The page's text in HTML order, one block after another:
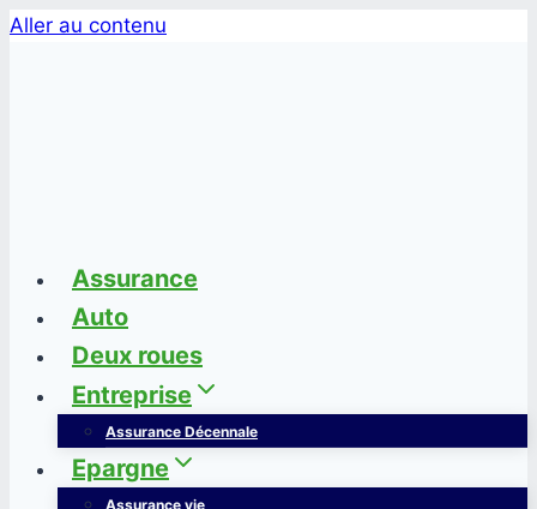
Aller au contenu
Assurance
Auto
Deux roues
Entreprise
Assurance Décennale
Epargne
Assurance vie